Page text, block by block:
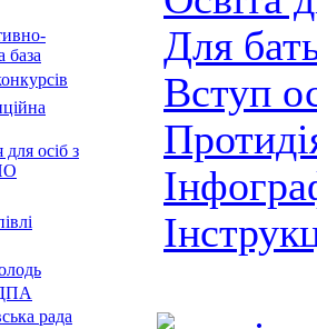
база
для осіб з
рада
Для
Вступ